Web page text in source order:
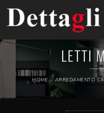
LETTI
HOME - ARREDAMENTO